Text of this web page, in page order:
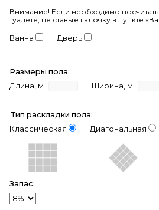
Внимание! Если необходимо
туалете, не ставьте галочку в пункте
Ванна Дверь
Размеры пола:
Длина, м
Ширина, м
Тип раскладки пола:
Классическая
Диагональная
Запас: